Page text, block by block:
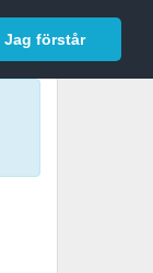
Jag förstår